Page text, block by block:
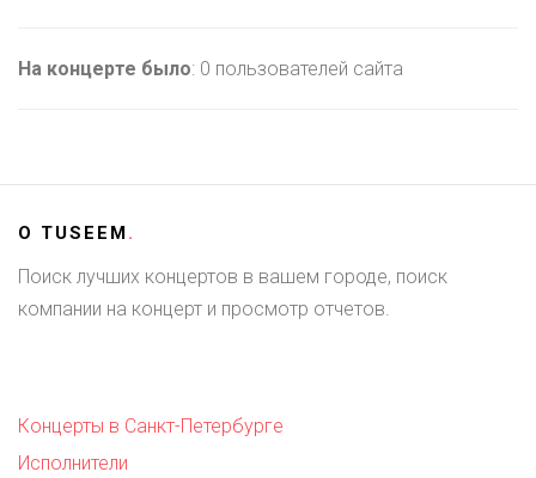
На концерте было: 0 пользователей сайта
О TUSEEM.
Поиск лучших концертов в вашем городе, поиск
компании на концерт и просмотр отчетов.
Концерты в Санкт-Петербурге
Исполнители